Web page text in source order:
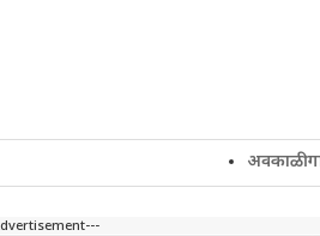
अवकाळी गारपीट